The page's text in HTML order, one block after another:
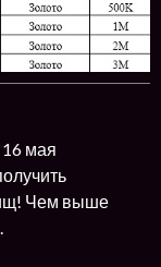
16 мая
Чем выше